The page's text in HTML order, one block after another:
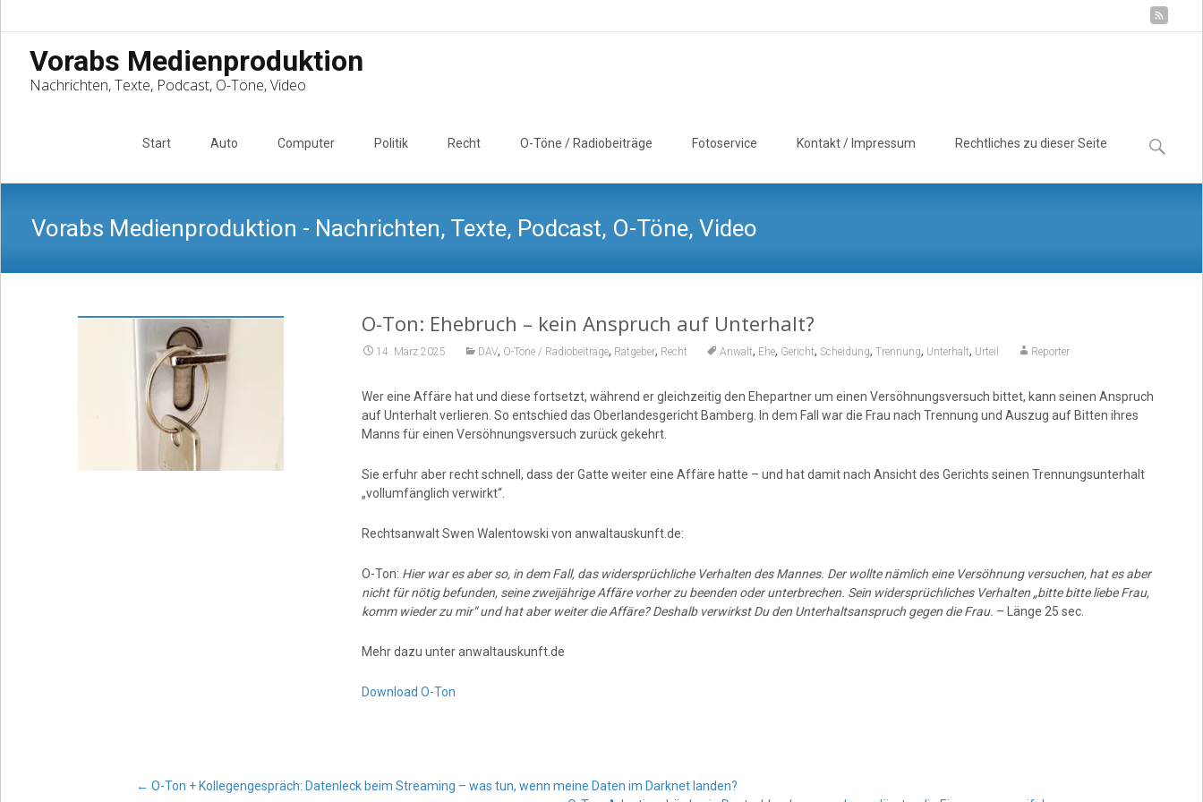
Vorabs Medienproduktion
Nachrichten, Texte, Podcast, O-Töne, Video
Start Auto Computer Politik Recht O-Töne / Radiobeiträge Fotoservice Kontakt / Impressum Rechtliches zu dieser Seite
Suchen
nach:
Vorabs Medienproduktion - Nachrichten, Texte, Podcast, O-Töne, Video
O-Ton: Ehebruch – kein Anspruch auf Unterhalt?
14. März 2025 DAV, O-Töne / Radiobeiträge, Ratgeber, Recht Anwalt, Ehe, Gericht, Scheidung, Trennung, Unterhalt, Urteil Reporter
Wer eine Affäre hat und diese fortsetzt, während er gleichzeitig den Ehepartner um einen Versöhnungsversuch bittet, kann seinen Anspruch
auf Unterhalt verlieren. So entschied das Oberlandesgericht Bamberg. In dem Fall war die Frau nach Trennung und Auszug auf Bitten ihres
Manns für einen Versöhnungsversuch zurück gekehrt.
Sie erfuhr aber recht schnell, dass der Gatte weiter eine Affäre hatte – und hat damit nach Ansicht des Gerichts seinen Trennungsunterhalt
„vollumfänglich verwirkt“.
Rechtsanwalt Swen Walentowski von anwaltauskunft.de:
O-Ton: Hier war es aber so, in dem Fall, das widersprüchliche Verhalten des Mannes. Der wollte nämlich eine Versöhnung versuchen, hat es aber
nicht für nötig befunden, seine zweijährige Affäre vorher zu beenden oder unterbrechen. Sein widersprüchliches Verhalten „bitte bitte liebe Frau,
komm wieder zu mir“ und hat aber weiter die Affäre? Deshalb verwirkst Du den Unterhaltsanspruch gegen die Frau. – Länge 25 sec.
Mehr dazu unter anwaltauskunft.de
Download O-Ton
← O-Ton + Kollegengespräch: Datenleck beim Streaming – was tun, wenn meine Daten im Darknet landen?